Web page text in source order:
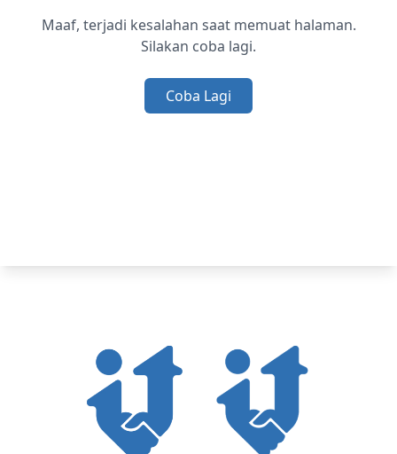
Maaf, terjadi kesalahan saat memuat halaman.
Silakan coba lagi.
Coba Lagi